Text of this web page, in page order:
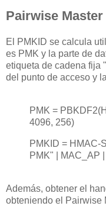
Pairwise
El PMKID se calcula
es PMK y la parte de
etiqueta de cadena fija
del punto de acceso y
PMK =
4096, 256)
PMKID = HMAC-
PMK" | MAC_AP
Además, obtener el
obteniendo el Pairwise